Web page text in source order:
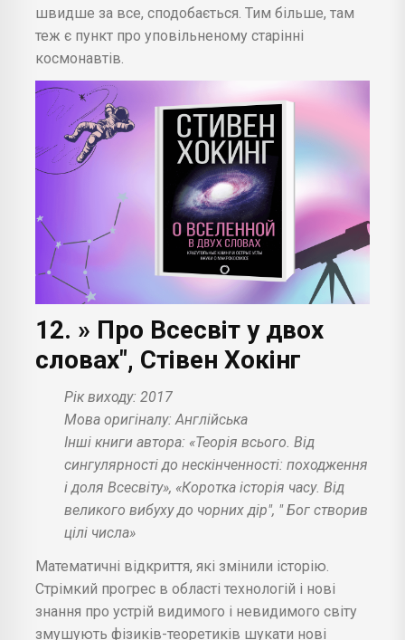
швидше за все, сподобається. Тим більше, там
теж є пункт про уповільненому старінні
космонавтів.
12. » Про Всесвіт у двох
словах", Стівен Хокінг
Рік виходу: 2017
Мова оригіналу: Англійська
Інші книги автора: «Теорія всього. Від
сингулярності до нескінченності: походження
і доля Всесвіту», «Коротка історія часу. Від
великого вибуху до чорних дір", " Бог створив
цілі числа»
Математичні відкриття, які змінили історію.
Стрімкий прогрес в області технологій і нові
знання про устрій видимого і невидимого світу
змушують фізиків-теоретиків шукати нові